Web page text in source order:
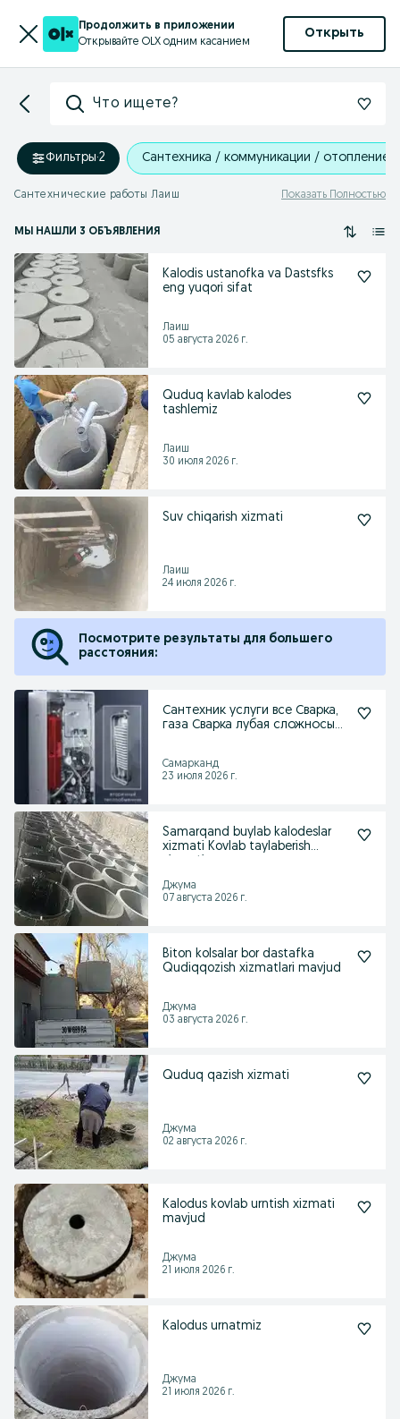
Продолжить в приложении
Открывайте OLX одним касанием
Открыть
Что ищете?
Фильтры·2 Сантехника / коммуникации / отопление
Сантехнические работы Лаиш Показать Полностью
МЫ НАШЛИ 3 ОБЪЯВЛЕНИЯ
Kalodis ustanofka va Dastsfks
eng yuqori sifat
Лаиш
05 августа 2026 г.
Quduq kavlab kalodes
tashlemiz
Лаиш
30 июля 2026 г.
Suv chiqarish xizmati
Лаиш
24 июля 2026 г.
Посмотрите результаты для большего
расстояния:
Сантехник услуги все Сварка,
газа Сварка лубая сложносы
Самарканд
23 июля 2026 г.
Samarqand buylab kalodeslar
xizmati Kovlab taylaberish
Джума
07 августа 2026 г.
Biton kolsalar bor dastafka
Qudiqqozish xizmatlari mavjud
Джума
03 августа 2026 г.
Quduq qazish xizmati
Джума
02 августа 2026 г.
Kalodus kovlab urntish xizmati
mavjud
Джума
21 июля 2026 г.
Kalodus urnatmiz
Джума
21 июля 2026 г.